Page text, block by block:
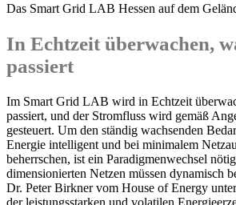
Das Smart Grid LAB Hessen auf dem
In Echtzeit überwachen,
passiert
Im Smart Grid LAB wird in Echtzeit
passiert, und der Stromfluss wird gemäß
gesteuert. Um den ständig wachsenden
Energie intelligent und bei minimalem
beherrschen, ist ein Paradigmenwechsel
dimensionierten Netzen müssen dynamisch
Dr. Peter Birkner vom House of Energy
der leistungsstarken und volatilen